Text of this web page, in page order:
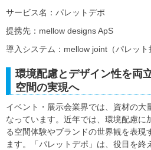
サービス名：パレットデポ
提携先：mellow designs ApS
導入システム：mellow joint（パレット
環境配慮とデザイン性を両
空間の実現へ
イベント・展示会業界では、資材の大
なっています。近年では、環境配慮に
る空間体験やブランドの世界観を表現
ます。「パレットデポ」は、役目を終